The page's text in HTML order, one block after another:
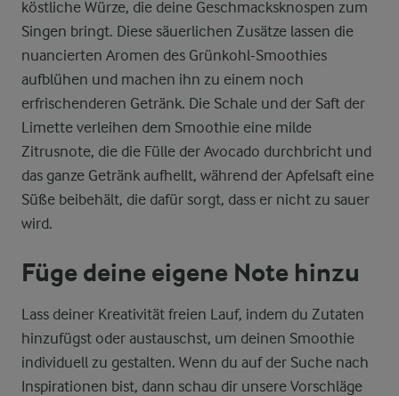
köstliche Würze, die deine Geschmacksknospen zum
Singen bringt. Diese säuerlichen Zusätze lassen die
nuancierten Aromen des Grünkohl-Smoothies
aufblühen und machen ihn zu einem noch
erfrischenderen Getränk. Die Schale und der Saft der
Limette verleihen dem Smoothie eine milde
Zitrusnote, die die Fülle der Avocado durchbricht und
das ganze Getränk aufhellt, während der Apfelsaft eine
Süße beibehält, die dafür sorgt, dass er nicht zu sauer
wird.
Füge deine eigene Note hinzu
Lass deiner Kreativität freien Lauf, indem du Zutaten
hinzufügst oder austauschst, um deinen Smoothie
individuell zu gestalten. Wenn du auf der Suche nach
Inspirationen bist, dann schau dir unsere Vorschläge